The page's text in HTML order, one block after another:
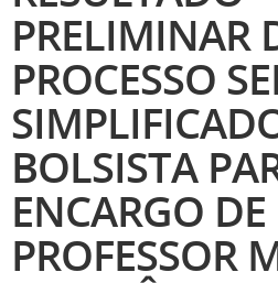
PRELIMINAR
PROCESSO
BOLSISTA
ENCARGO DE
PROFESSOR